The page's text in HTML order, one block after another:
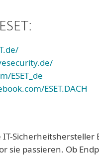
ESET_de
ESET.DACH
sie passieren. Ob